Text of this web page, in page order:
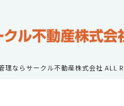
ならサークル不動産株式会社 ALL